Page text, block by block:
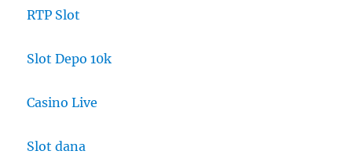
RTP Slot
Slot Depo 10k
Casino Live
Slot dana